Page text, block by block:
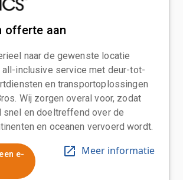
offerte aan
naar de gewenste locatie
all-inclusive service met deur-tot-
en transportoplossingen
Wij zorgen overal voor, zodat
snel en doeltreffend over de
en oceanen vervoerd wordt.
e-
Meer informatie